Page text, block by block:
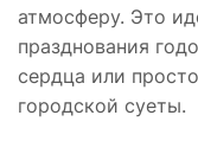
атмосферу. Это
празднования
сердца или
городской суеты.